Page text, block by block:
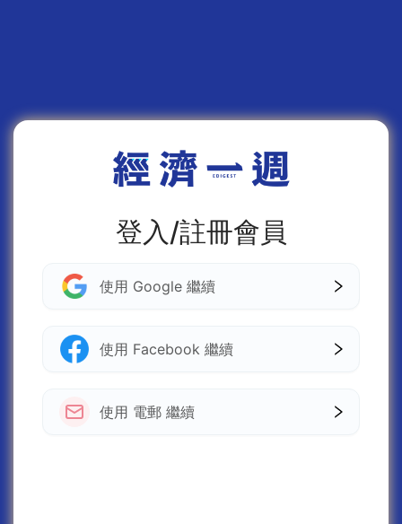
登入/註冊會員
使用 Google 繼續
使用 Facebook 繼續
使用 電郵 繼續